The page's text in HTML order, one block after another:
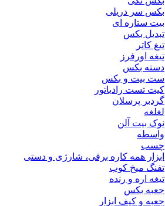
بکس سر دریلی
بیت ستاره ای
تبدیل بکس
تیغ کاتر
تیغه اورفرز
دسته بکس
ست بیت و بکس
کیت تست رادیاتور
گردبر پرسلان
لغلغه
نوک بیت آلن
واسطه
چسب
ابزار همه کاره برقی، شارژی و دستی
تفنگ میخ کوب
تیغه اره و رنده
جعبه بکس
جعبه و کیف ابزار